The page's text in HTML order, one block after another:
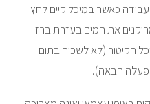
כאשר במיכל קיים לחץ
את המים בעזרת ברז
הקיטור (לא לשכוח בתום
הבאה).